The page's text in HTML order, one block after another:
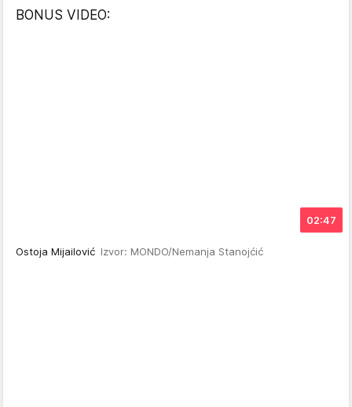
BONUS VIDEO:
02:47
Ostoja Mijailović Izvor: MONDO/Nemanja Stanojćić